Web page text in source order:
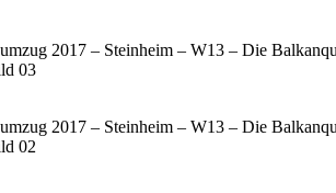
2017 – Steinheim – W13 – Die
03
2017 – Steinheim – W13 – Die
02